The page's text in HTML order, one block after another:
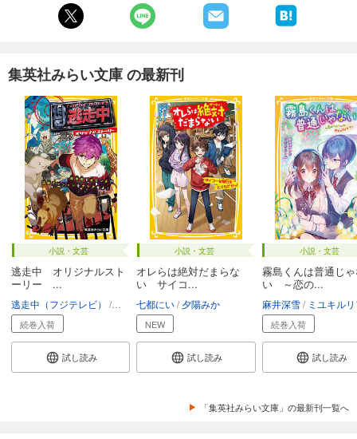
集英社みらい文庫 の最新刊
小説・文芸
逃走中 オリジナルスト
ーリー ...
逃走中（フジテレビ） 小川彗 kaworu
続巻入荷
試し読み
小説・文芸
オレらは絶対だまらな
い サイコ...
七都にい 夕陽みか
NEW
試し読み
小説・文芸
霧島くんは普通じ
い ～恋の...
麻井深雪 ミユキル
続巻入荷
試し読み
「集英社みらい文庫」の最新刊一覧へ